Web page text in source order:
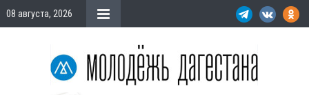
08 августа, 2026